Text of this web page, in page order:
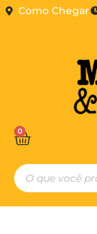
Como Chegar
0